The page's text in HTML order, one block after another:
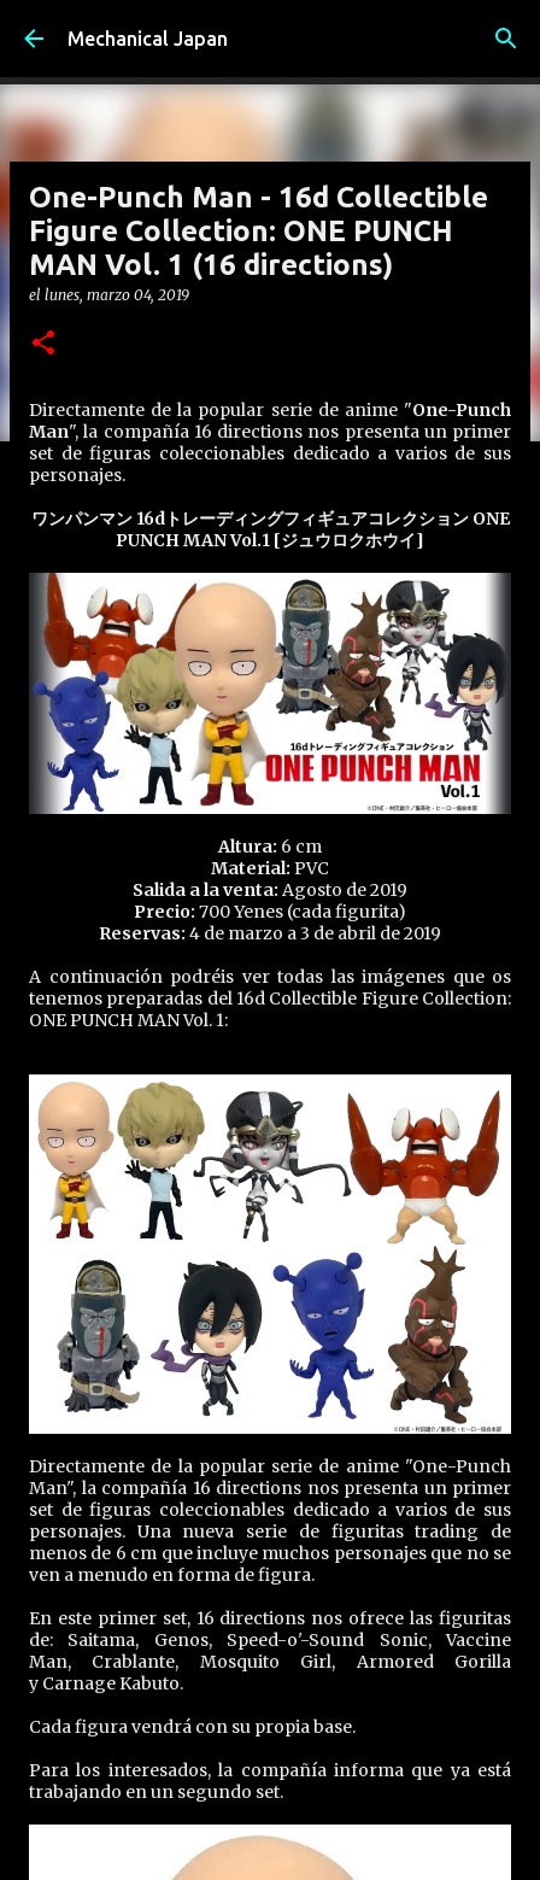
Ir al contenido principal
Mechanical Japan
One-Punch Man - 16d Collectible
Figure Collection: ONE PUNCH
MAN Vol. 1 (16 directions)
el lunes, marzo 04, 2019
Directamente de la popular serie de anime "One-Punch
Man", la compañía 16 directions nos presenta un primer
set de figuras coleccionables dedicado a varios de sus
personajes.
ワンパンマン 16dトレーディングフィギュアコレクション ONE
PUNCH MAN Vol.1 [ジュウロクホウイ]
Altura: 6 cm
Material: PVC
Salida a la venta: Agosto de 2019
Precio: 700 Yenes (cada figurita)
Reservas: 4 de marzo a 3 de abril de 2019
A continuación podréis ver todas las imágenes que os
tenemos preparadas del 16d Collectible Figure Collection:
ONE PUNCH MAN Vol. 1:
Directamente de la popular serie de anime "One-Punch
Man", la compañía 16 directions nos presenta un primer
set de figuras coleccionables dedicado a varios de sus
personajes. Una nueva serie de figuritas trading de
menos de 6 cm que incluye muchos personajes que no se
ven a menudo en forma de figura.
En este primer set, 16 directions nos ofrece las figuritas
de: Saitama, Genos, Speed-o'-Sound Sonic, Vaccine
Man, Crablante, Mosquito Girl, Armored Gorilla
y Carnage Kabuto.
Cada figura vendrá con su propia base.
Para los interesados, la compañía informa que ya está
trabajando en un segundo set.